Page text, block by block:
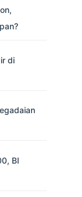
di
BI